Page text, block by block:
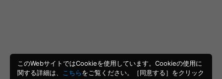
このWebサイトではCookieを使用しています。Cookieの使用に
関する詳細は、
こちらをご覧ください。［同意する］をクリック